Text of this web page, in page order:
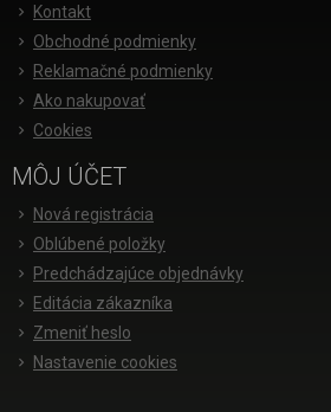
Kontakt
Obchodné podmienky
Reklamačné podmienky
Ako nakupovať
Cookies
MÔJ ÚČET
Nová registrácia
Oblúbené položky
Predchádzajúce objednávky
Editácia zákazníka
Zmeniť heslo
Nastavenie cookies